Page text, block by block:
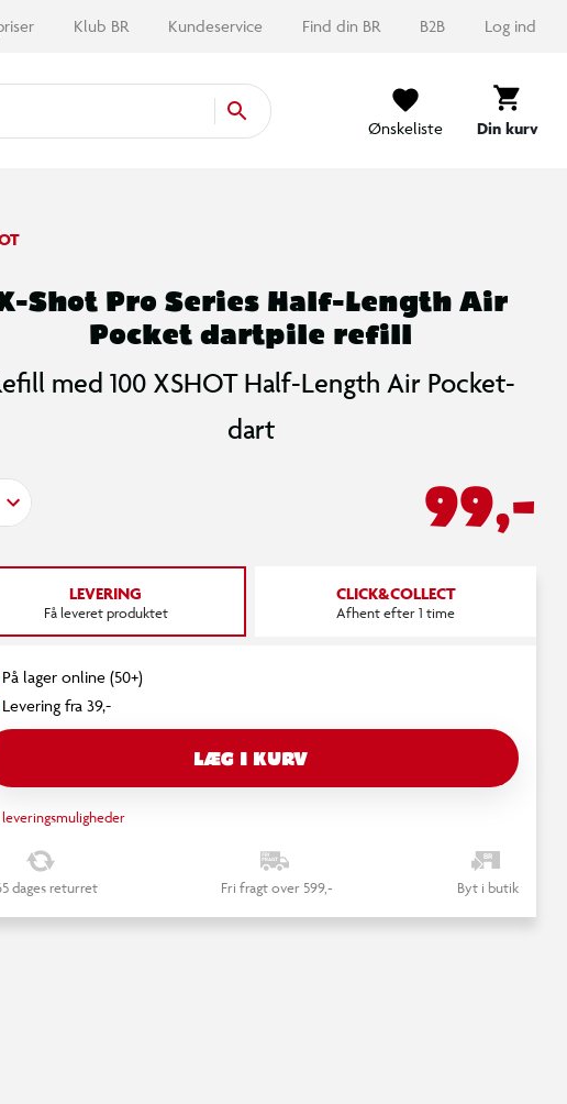
Klub BR Kundeservice Find din BR B2B Log ind
Ønskeliste
Din kurv
Shot Pro Series Half-Length Air
Pocket dartpile refill
med 100 XSHOT Half-Length Air Pocket-
dart
99,-
LEVERING
Få leveret produktet
CLICK&COLLECT
Afhent efter 1 time
På lager online (50+)
Levering fra 39,-
LÆG I KURV
leveringsmuligheder
dages returret Fri fragt over 599,- Byt i butik